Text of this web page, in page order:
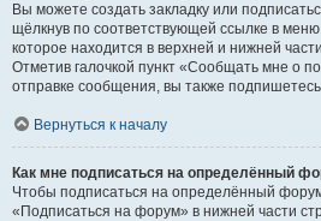
Вы можете создать закладку или
щёлкнув по соответствующей ссылке в
которое находится в верхней и нижней
Отметив галочкой пункт «Сообщать мне о
отправке сообщения, вы также
Вернуться к началу
Как мне подписаться на определённый
Чтобы подписаться на определённый
«Подписаться на форум» в нижней части